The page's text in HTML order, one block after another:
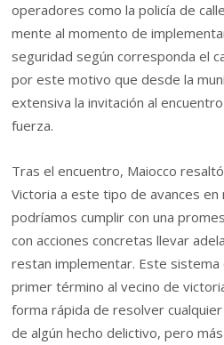
operadores como la policía de
mente al momento de
seguridad según corresponda el
por este motivo que desde la
extensiva la invitación al
fuerza.
Tras el encuentro, Maiocco
Victoria a este tipo de avances
podríamos cumplir con una
con acciones concretas llevar
restan implementar. Este
primer término al vecino de
forma rápida de resolver
de algún hecho delictivo, pero